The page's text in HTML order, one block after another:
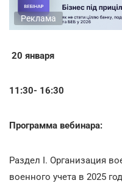
Реклама
20 января
11:30- 16:30
Программа вебинара:
Раздел I. Организация
военного учета в 2025